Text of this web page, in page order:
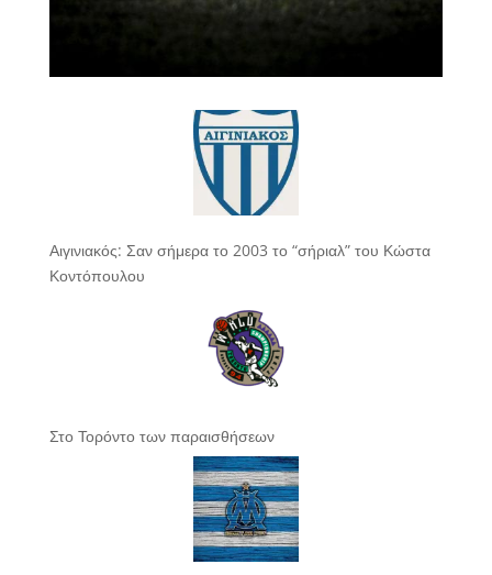
Αιγινιακός: Σαν σήμερα το 2003 το “σήριαλ” του Κώστα
Κοντόπουλου
Στο Τορόντο των παραισθήσεων